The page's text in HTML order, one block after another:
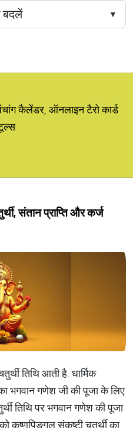
कैलेंडर, ऑनलाइन टैरो कार्ड
संतान प्राप्ति और कर्ज
तिथि आती है. धार्मिक
भगवान गणेश जी की पूजा के लिए
तिथि पर भगवान गणेश की पूजा
कृष्णपिङ्गल संकष्टी चतुर्थी का